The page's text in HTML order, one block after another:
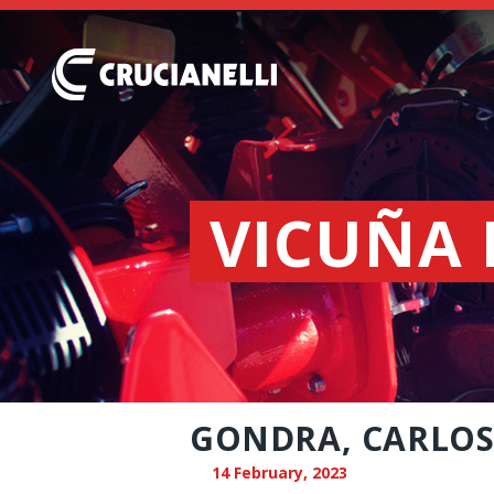
VICUÑA
GONDRA, CARLOS
14 February, 2023